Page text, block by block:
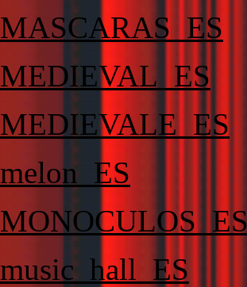
MASCARAS_ES
MEDIEVAL_ES
MEDIEVALE_ES
melon_ES
MONOCULOS_ES
music_hall_ES